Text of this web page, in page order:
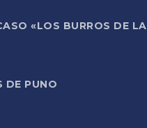
«LOS BURROS DE LA
DE PUNO